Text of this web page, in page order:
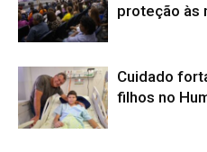
proteção às
Cuidado
filhos no